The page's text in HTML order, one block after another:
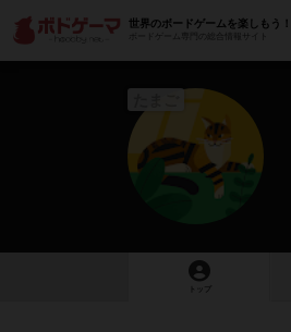
世界のボードゲームを楽しもう！
ボードゲーム専門の総合情報サイト
トップ